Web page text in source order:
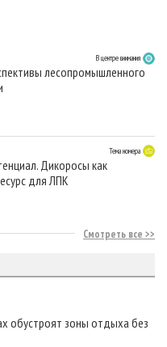
В центре внимания
лесопромышленного
Тема номера
Дикоросы как
для ЛПК
Смотреть все
обустроят зоны отдыха без